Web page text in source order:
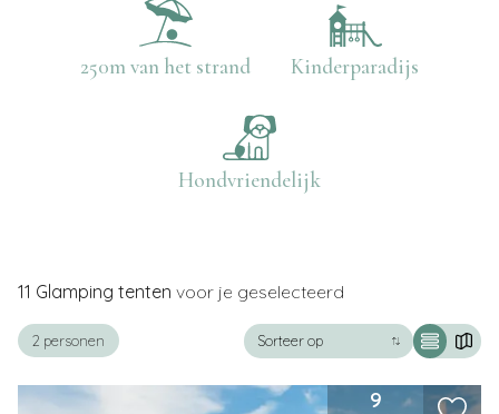
250m van het strand Kinderparadijs
Hondvriendelijk
11 Glamping tenten voor je geselecteerd
2 personen
+
−
9